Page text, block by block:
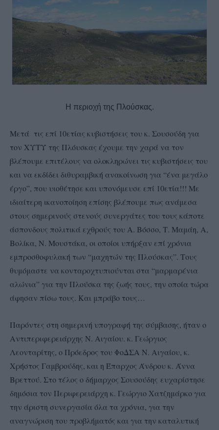
Η περιοχή της Πλούσκας.
Μετά τις επί 10ετίας κυβιστήσεις του κ. Σουσούδη για
τον ΧΥΤΥ της Πλόυσκας έχουμε την χαρά να τον
βλέπουμε επιτέλους να ολοκληρώνει τις κυβιστήσεις του
και να εκδίδει διθυραμβική ανακοίνωση για “ένα μεγάλο
έργο”, που υιοθέτησε και υπονόμευσε επί 10ετία!!! Με
ιδιαίτερη ικανοποίηση επίσης βλέπουμε πως ανάμεσα
στους σημερινούς στενούς συνεργάτες του τους κάποτε
άσπονδους πολιτικά εχθρούς του Α. Βόσσο, Τ. Μαμάη, Α,
Βολίκα, Ν. Μουστάκα, οι οποίοι υπήρξαν επί χρόνια
εμπροσθοφυλακή των “μαχητών της Πλούσκας”. Τους
θυμόμαστε να κονταροχτυπιούνται στα “μαρμαρένια
αλώνια” για την Πλούσκα της ζωής τους, την οποία τώρα
άφησαν πίσω τους. Και μπράβο τους…
Παρόντες στη σημερινή υπογραφή της σύμβασης, ήταν ο
Αντιπεριφερειάρχης Ν. Αιγαίου. κ. Γεώργιος
Λεονταρίτης, ο Πρόεδρος του ΦοΔΣΑ Ν. Αιγαίου, κ.
Χρήστος Γαμβρούδης, και η Έπαρχος Άνδρου κ. Άννα
Βρεττού. Στο τέλος ο δήμαρχος Σουσούδης ευχαρίστησε
δημόσια τον Περιφερειάρχη κ. Γεώργιο Χατζημάρκο για
την άριστη συνεργασία όλα τα χρόνια, για την
αναγνώριση του προβλήματός και για την καταλυτική